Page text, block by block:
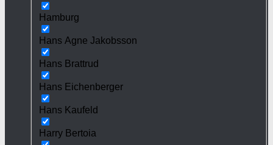
Hamburg
Hans Agne Jakobsson
Hans Brattrud
Hans Eichenberger
Hans Kaufeld
Harry Bertoia